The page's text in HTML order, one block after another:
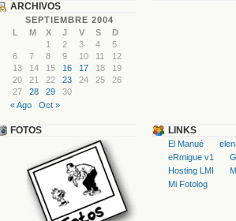
ARCHIVOS
SEPTIEMBRE 2004
L
M X J V S
D
1
2 3 4
5
6
7 8 9 10 11
12
13
14 15 16 17 18
19
20
21 22 23 24 25
26
27
28 29
30
« Ago
Oct »
FOTOS LINKS
El Manué
eRmigue v1
Hosting LMI
Mi Fotolog